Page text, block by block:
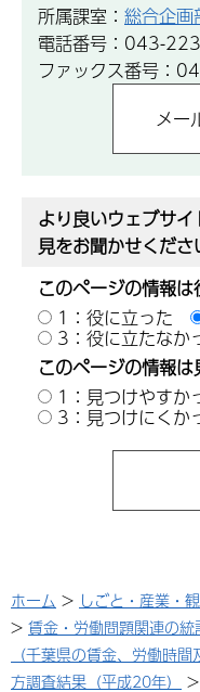
所属課室： 総合企画
電話番号：043-
ファックス番号：
より良いウェブサ
見をお聞かせくださ
このページの情報
1：役に立った
3：役に立たなか
このページの情報
1：見つけやすか
3：見つけにくか
ホーム > しごと・産業・
> 賃金・労働問題関連の統
（千葉県の賃金、労働時間
方調査結果（平成20年）
>